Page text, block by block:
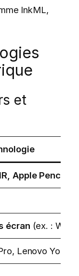
InkML,
et
Apple Pencil,
écran (ex. :
Lenovo Yoga,